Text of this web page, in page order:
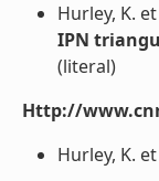
Hurley, K.
IPN
(literal)
Http://
Hurley, K.